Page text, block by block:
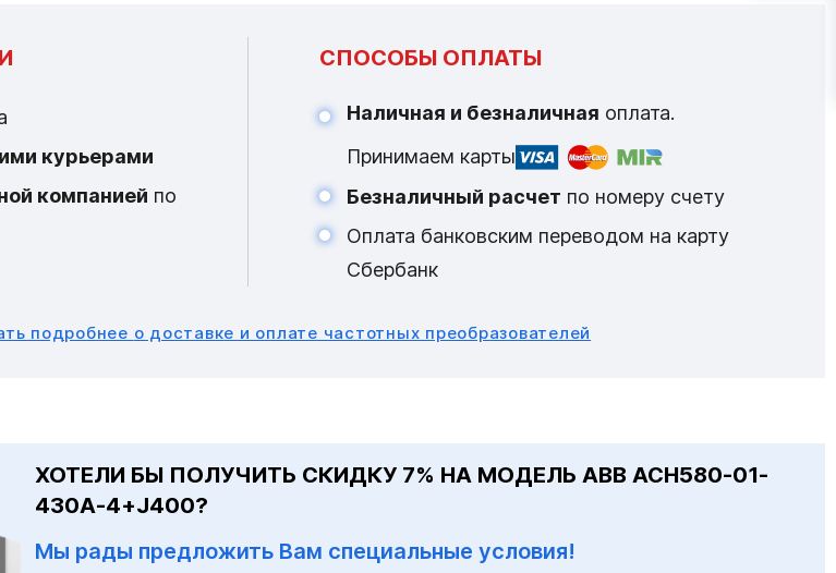
курьерами
компанией по
СПОСОБЫ ОПЛАТЫ
Наличная и безналичная оплата.
Принимаем карты
Безналичный расчет по номеру счету
Оплата банковским переводом на карту
Сбербанк
подробнее о доставке и оплате частотных преобразователей
ХОТЕЛИ БЫ ПОЛУЧИТЬ СКИДКУ 7% НА МОДЕЛЬ ABB ACH580-01-
430A-4+J400?
Мы рады предложить Вам специальные условия!